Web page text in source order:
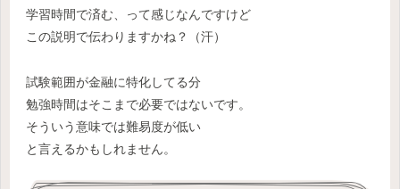
学習時間で済む、って感じなんですけど
この説明で伝わりますかね？（汗）
試験範囲が金融に特化してる分
勉強時間はそこまで必要ではないです。
そういう意味では難易度が低い
と言えるかもしれません。